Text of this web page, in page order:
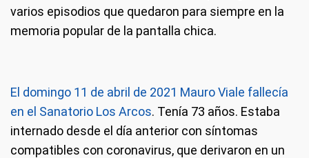
varios episodios que quedaron para siempre en la
memoria popular de la pantalla chica.
El domingo 11 de abril de 2021 Mauro Viale fallecía
en el Sanatorio Los Arcos. Tenía 73 años. Estaba
internado desde el día anterior con síntomas
compatibles con coronavirus, que derivaron en un